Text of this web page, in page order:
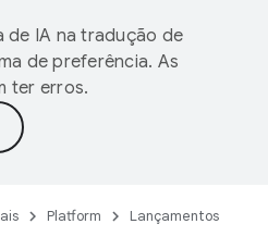
de IA na tradução de
de preferência. As
ter erros.
Platform Lançamentos